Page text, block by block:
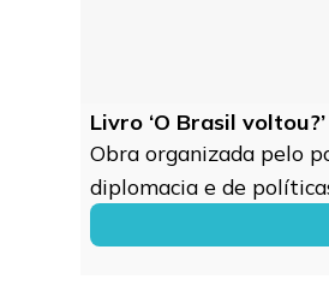
Livro ‘O Brasil
Obra organizada pelo
diplomacia e de